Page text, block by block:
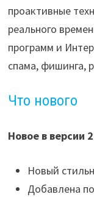
проактивные
реального
программ и
спама, фишинга,
Что нового
Новое в версии
Новый
Добавлена